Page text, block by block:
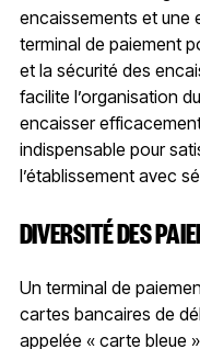
encaissements et une
terminal de paiement
et la sécurité des
facilite l’organisation
encaisser
indispensable pour
l’établissement avec
DIVERSITÉ DES
Un terminal de
cartes bancaires de
appelée « carte bleue